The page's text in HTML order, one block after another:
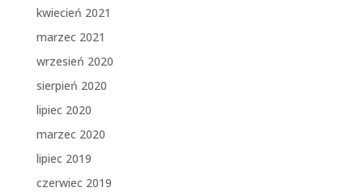
kwiecień 2021
marzec 2021
wrzesień 2020
sierpień 2020
lipiec 2020
marzec 2020
lipiec 2019
czerwiec 2019